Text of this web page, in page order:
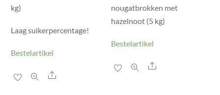
kg)
Laag suikerpercentage!
Bestelartikel
Share
nougatbrokken met
hazelnoot (5 kg)
Bestelartikel
Share